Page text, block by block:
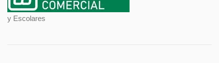
y Escolares